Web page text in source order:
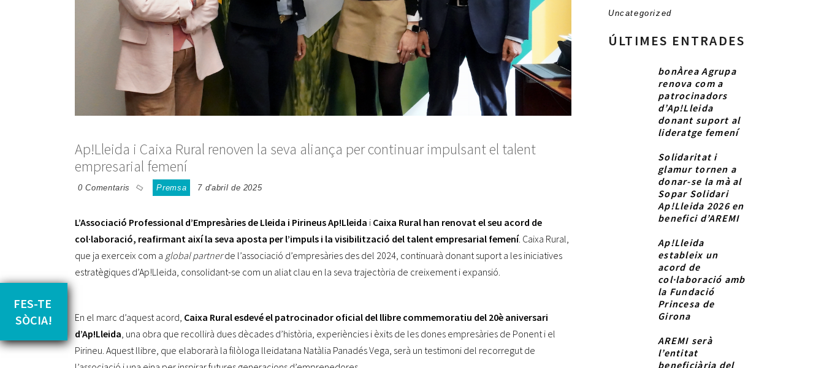
Ap!Lleida i Caixa Rural renoven la seva aliança per continuar impulsant el talent
empresarial femení
0 Comentaris Premsa 7 d'abril de 2025
L’Associació Professional d’Empresàries de Lleida i Pirineus Ap!Lleida i Caixa Rural han renovat el seu acord de
col·laboració, reafirmant així la seva aposta per l’impuls i la visibilització del talent empresarial femení. Caixa Rural,
que ja exerceix com a global partnerde l’associació d’empresàries des del 2024, continuarà donant suport a les iniciatives
estratègiques d’Ap!Lleida, consolidant-se com un aliat clau en la seva trajectòria de creixement i expansió.
En el marc d’aquest acord, Caixa Rural esdevé el patrocinador oficial del llibre commemoratiu del 20è aniversari
d’Ap!Lleida, una obra que recollirà dues dècades d’història, experiències i èxits de les dones empresàries de Ponent i el
Pirineu. Aquest llibre, que elaborarà la filòloga lleidatana Natàlia Panadés Vega, serà un testimoni del recorregut de
Uncategorized
ÚLTIMES ENTRADES
bonÀrea Agrupa
renova com a
patrocinadors
d’Ap!Lleida
donant suport al
lideratge femení
Solidaritat i
glamur tornen a
donar-se la mà al
Sopar Solidari
Ap!Lleida 2026 en
benefici d’AREMI
Ap!Lleida
estableix un
acord de
col·laboració amb
la Fundació
Princesa de
Girona
AREMI serà
l’entitat
beneficiària del
FES-TE
SÒCIA!